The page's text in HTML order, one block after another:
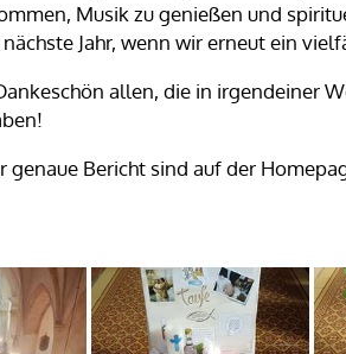
Musik zu genießen und
Jahr, wenn wir erneut ein
allen, die in irgendeiner
genaue Bericht sind auf der